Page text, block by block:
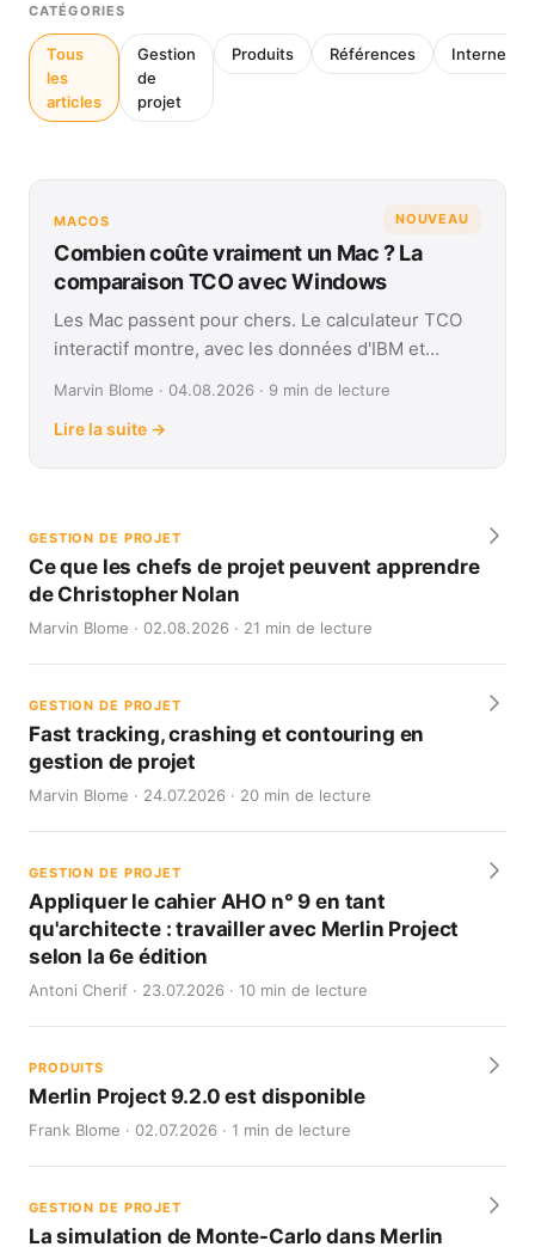
CATÉGORIES
Tous
les
articles
Gestion
de
projet
Produits Références Interne
NOUVEAU
MACOS
Combien coûte vraiment un Mac ? La
comparaison TCO avec Windows
Les Mac passent pour chers. Le calculateur TCO
interactif montre, avec les données d'IBM et
Marvin Blome · 04.08.2026 · 9 min de lecture
Lire la suite →
GESTION DE PROJET
Ce que les chefs de projet peuvent apprendre
de Christopher Nolan
Marvin Blome · 02.08.2026 · 21 min de lecture
GESTION DE PROJET
Fast tracking, crashing et contouring en
gestion de projet
Marvin Blome · 24.07.2026 · 20 min de lecture
GESTION DE PROJET
Appliquer le cahier AHO n° 9 en tant
qu'architecte : travailler avec Merlin Project
selon la 6e édition
Antoni Cherif · 23.07.2026 · 10 min de lecture
PRODUITS
Merlin Project 9.2.0 est disponible
Frank Blome · 02.07.2026 · 1 min de lecture
GESTION DE PROJET
La simulation de Monte-Carlo dans Merlin